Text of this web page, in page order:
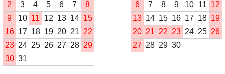
2
3 4 5 6 7
8
9
10 11 12 13 14 15
16 17 18 19 20 21 22
23 24 25 26 27 28 29
30 31
6
7 8 9 10 11 12
13 14 15 16 17 18 19
20 21 22 23 24 25 26
27 28 29 30